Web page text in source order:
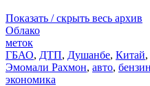
Показать / скрыть весь архив
Облако
меток
ГБАО, ДТП, Душанбе, Китай,
Эмомали Рахмон, авто, бензин
экономика